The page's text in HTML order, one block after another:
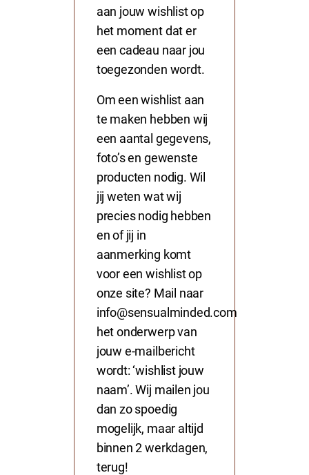
aan jouw wishlist op
het moment dat er
een cadeau naar jou
toegezonden wordt.
Om een wishlist aan
te maken hebben wij
een aantal gegevens,
foto’s en gewenste
producten nodig. Wil
jij weten wat wij
precies nodig hebben
en of jij in
aanmerking komt
voor een wishlist op
onze site? Mail naar
info@sensualminded.com
het onderwerp van
jouw e-mailbericht
wordt: ‘wishlist jouw
naam’. Wij mailen jou
dan zo spoedig
mogelijk, maar altijd
binnen 2 werkdagen,
terug!